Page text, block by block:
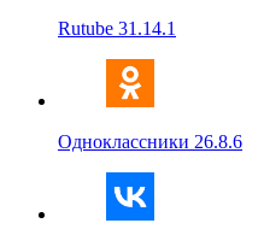
Rutube 31.14.1
Одноклассники 26.8.6